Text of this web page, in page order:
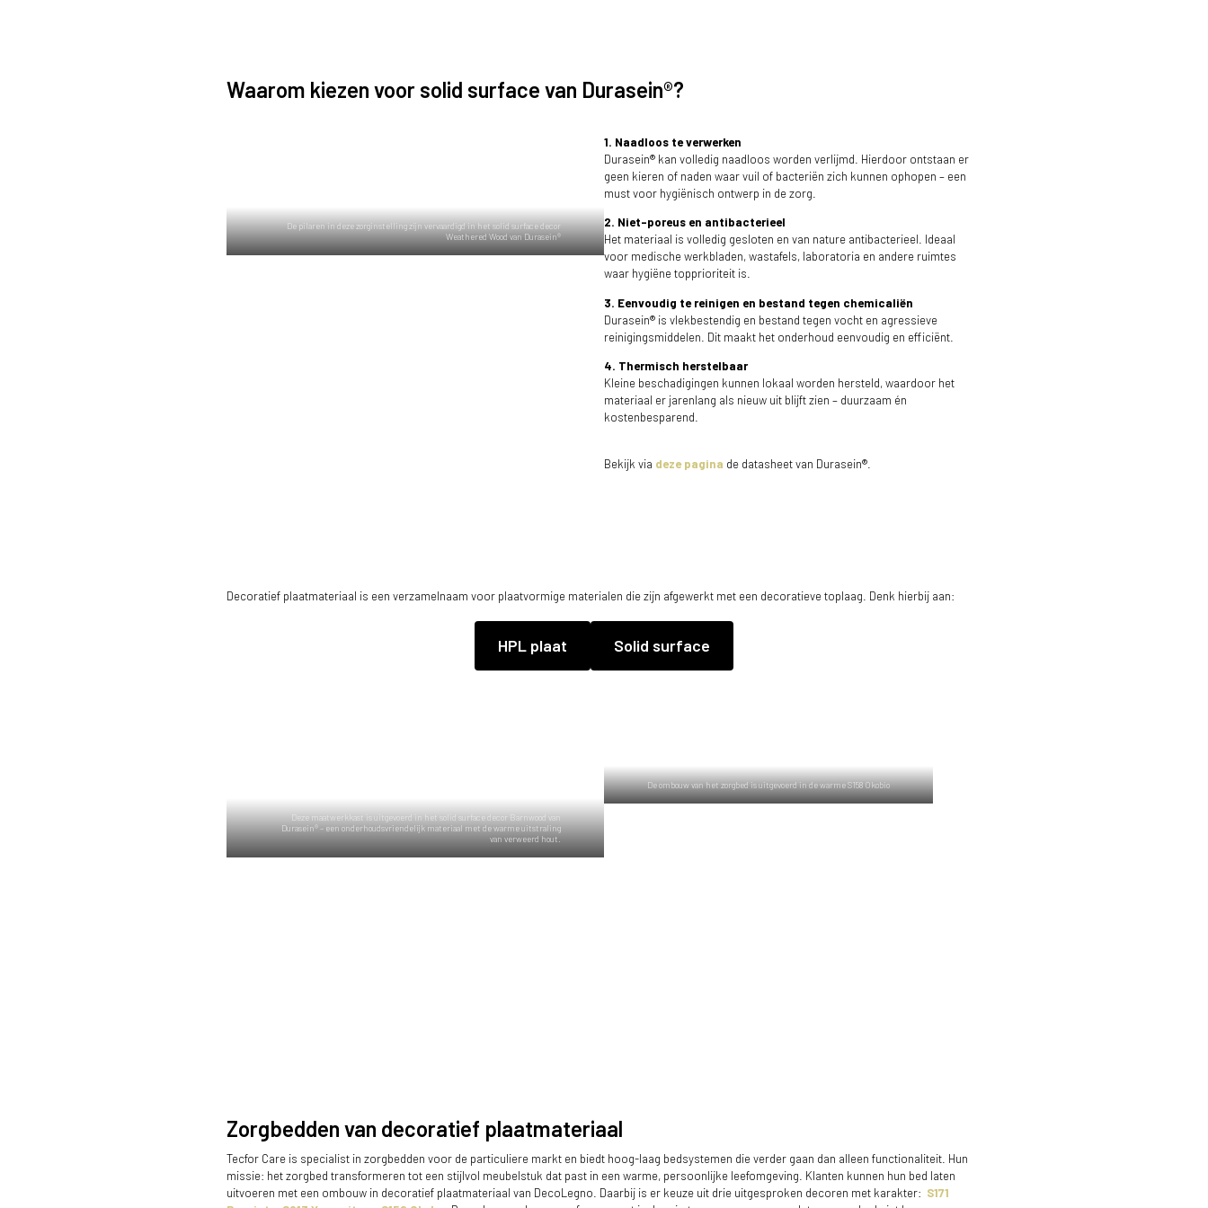
Waarom kiezen voor solid surface van Durasein®?
De pilaren in deze zorginstelling zijn vervaardigd in het solid surface decor
Weathered Wood van Durasein®
1. Naadloos te verwerken
Durasein® kan volledig naadloos worden verlijmd. Hierdoor ontstaan er
geen kieren of naden waar vuil of bacteriën zich kunnen ophopen – een
must voor hygiënisch ontwerp in de zorg.
2. Niet-poreus en antibacterieel
Het materiaal is volledig gesloten en van nature antibacterieel. Ideaal
voor medische werkbladen, wastafels, laboratoria en andere ruimtes
waar hygiëne topprioriteit is.
3. Eenvoudig te reinigen en bestand tegen chemicaliën
Durasein® is vlekbestendig en bestand tegen vocht en agressieve
reinigingsmiddelen. Dit maakt het onderhoud eenvoudig en efficiënt.
4. Thermisch herstelbaar
Kleine beschadigingen kunnen lokaal worden hersteld, waardoor het
materiaal er jarenlang als nieuw uit blijft zien – duurzaam én
kostenbesparend.
Bekijk via deze pagina de datasheet van Durasein®.
Decoratief plaatmateriaal is een verzamelnaam voor plaatvormige materialen die zijn afgewerkt met een decoratieve toplaag. Denk hierbij aan:
HPL plaat Solid surface
Deze maatwerkkast is uitgevoerd in het solid surface decor Barnwood van
Durasein® – een onderhoudsvriendelijk materiaal met de warme uitstraling
van verweerd hout.
De ombouw van het zorgbed is uitgevoerd in de warme S158 Okobio
Zorgbedden van decoratief plaatmateriaal
Tecfor Care is specialist in zorgbedden voor de particuliere markt en biedt hoog-laag bedsystemen die verder gaan dan alleen functionaliteit. Hun
missie: het zorgbed transformeren tot een stijlvol meubelstuk dat past in een warme, persoonlijke leefomgeving. Klanten kunnen hun bed laten
uitvoeren met een ombouw in decoratief plaatmateriaal van DecoLegno. Daarbij is er keuze uit drie uitgesproken decoren met karakter: S171